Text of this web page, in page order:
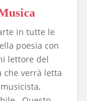
in tutte le
poesia con
lettore del
che verrà letta